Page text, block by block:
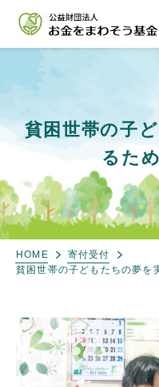
貧困世帯の子
るた
HOME
寄付受付
貧困世帯の子どもたちの夢を